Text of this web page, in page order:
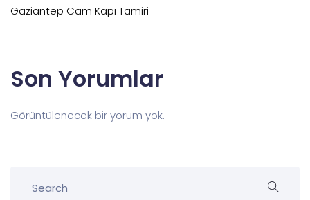
Gaziantep Cam Kapı Tamiri
Son Yorumlar
Görüntülenecek bir yorum yok.